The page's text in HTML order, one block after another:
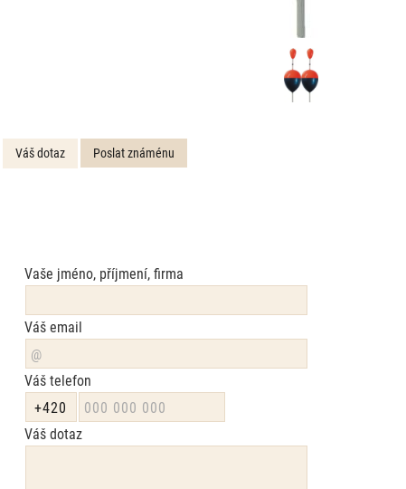
Váš dotaz Poslat známénu
Vaše jméno, příjmení, firma
Váš email
Váš telefon
Váš dotaz